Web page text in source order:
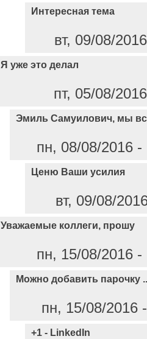
Интересная тема
вт, 09/08/
Я уже это делал
пт, 05/08/
Эмиль Самуилович, мы
пн, 08/08/2016
Ценю Ваши усилия
вт, 09/08/
Уважаемые коллеги, прошу
пн, 15/08/2016
Можно добавить парочку
пн, 15/08/
+1 - LinkedIn